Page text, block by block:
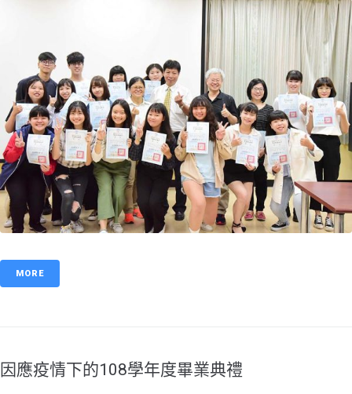
MORE
因應疫情下的108學年度畢業典禮